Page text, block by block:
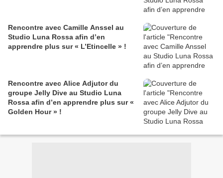
Rencontre avec Camille Anssel au
Studio Luna Rossa afin d’en
apprendre plus sur « L’Etincelle » !
Rencontre avec Alice Adjutor du
groupe Jelly Dive au Studio Luna
Rossa afin d’en apprendre plus sur «
Golden Hour » !